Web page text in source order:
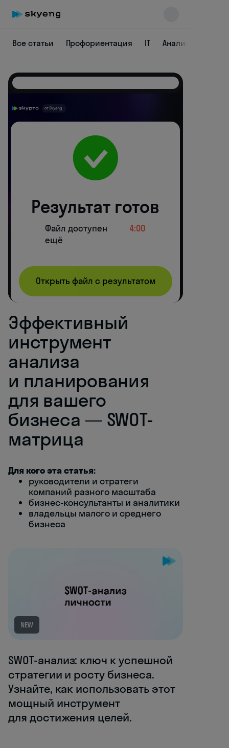
Все статьи Профориентация IT Аналитика
Эффективный
инструмент
анализа
и планирования
для вашего
бизнеса — SWOT-
матрица
Для кого эта статья:
руководители и стратеги
компаний разного масштаба
бизнес-консультанты и аналитики
владельцы малого и среднего
бизнеса
NEW
SWOT-анализ: ключ к успешной
стратегии и росту бизнеса.
Узнайте, как использовать этот
мощный инструмент
для достижения целей.